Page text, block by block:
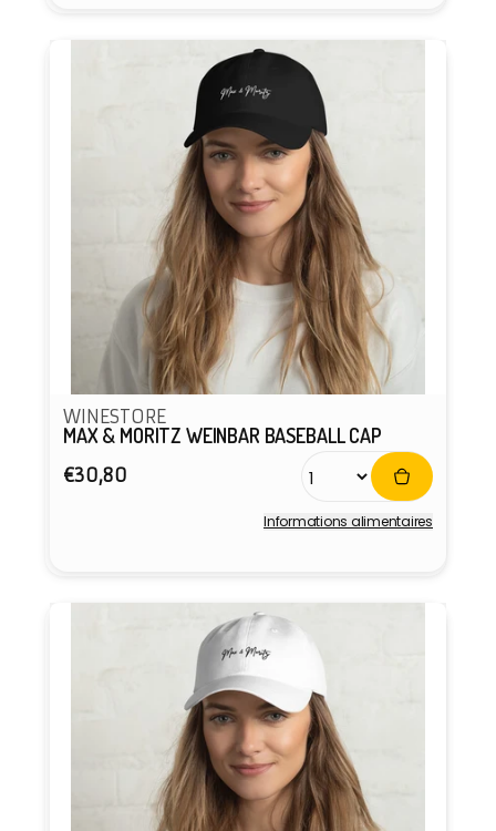
WINESTORE
MAX & MORITZ WEINBAR BASEBALL CAP
Prix
€30,80
Informations alimentaires